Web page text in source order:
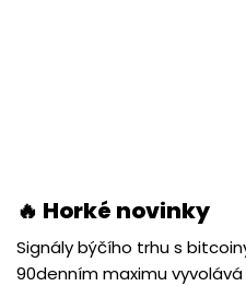
🔥 Horké novinky
Signály býčího trhu s
90denním maximu